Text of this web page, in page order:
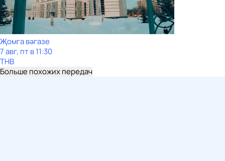
Җомга вәгазе
7 авг, пт в 11:30
ТНВ
Больше похожих передач